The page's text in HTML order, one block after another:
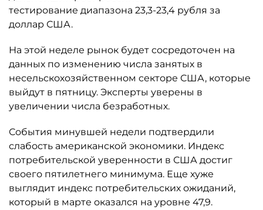
тестирование диапазона 23,3-23,4 рубля за
доллар США.
На этой неделе рынок будет сосредоточен на
данных по изменению числа занятых в
несельскохозяйственном секторе США, которые
выйдут в пятницу. Эксперты уверены в
увеличении числа безработных.
События минувшей недели подтвердили
слабость американской экономики. Индекс
потребительской уверенности в США достиг
своего пятилетнего минимума. Еще хуже
выглядит индекс потребительских ожиданий,
который в марте оказался на уровне 47,9.